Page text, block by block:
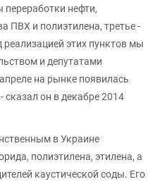
переработки нефти,
ПВХ и полиэтилена, третье -
этих пунктов мы
и депутатами
на рынке появилась
сказал он в декабре 2014
в Украине
полиэтилена, этилена, а
каустической соды. Его